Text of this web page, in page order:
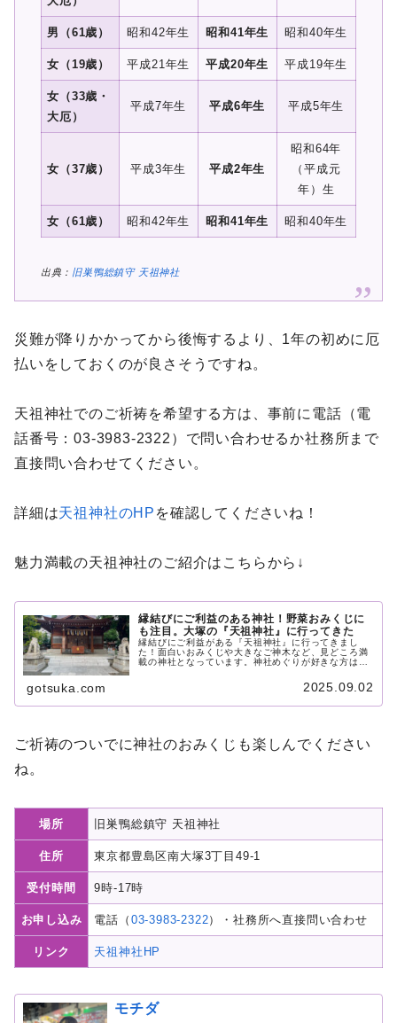
男（61歳） 昭和42年生 昭和41年生 昭和40年生
女（19歳） 平成21年生 平成20年生 平成19年生
女（33歳・
大厄）
平成7年生 平成6年生 平成5年生
女（37歳） 平成3年生 平成2年生
昭和64年
（平成元
年）生
女（61歳） 昭和42年生 昭和41年生 昭和40年生
出典： 旧巣鴨総鎮守 天祖神社
災難が降りかかってから後悔するより、1年の初めに厄
払いをしておくのが良さそうですね。
天祖神社でのご祈祷を希望する方は、事前に電話（電
話番号：03-3983-2322）で問い合わせるか社務所まで
直接問い合わせてください。
詳細は天祖神社のHP を確認してくださいね！
魅力満載の天祖神社のご紹介はこちらから↓
縁結びにご利益のある神社！野菜おみくじに
も注目。大塚の『天祖神社』に行ってきた
縁結びにご利益がある『天祖神社』に行ってきまし
た！面白いおみくじや大きなご神木など、見どころ満
載の神社となっています。神社めぐりが好きな方は、
gotsuka.com 2025.09.02
ご祈祷のついでに神社のおみくじも楽しんでください
ね。
場所 旧巣鴨総鎮守 天祖神社
住所 東京都豊島区南大塚3丁目49-1
受付時間 9時-17時
お申し込み 電話（ 03-3983-2322）・社務所へ直接問い合わせ
リンク 天祖神社HP
モチダ